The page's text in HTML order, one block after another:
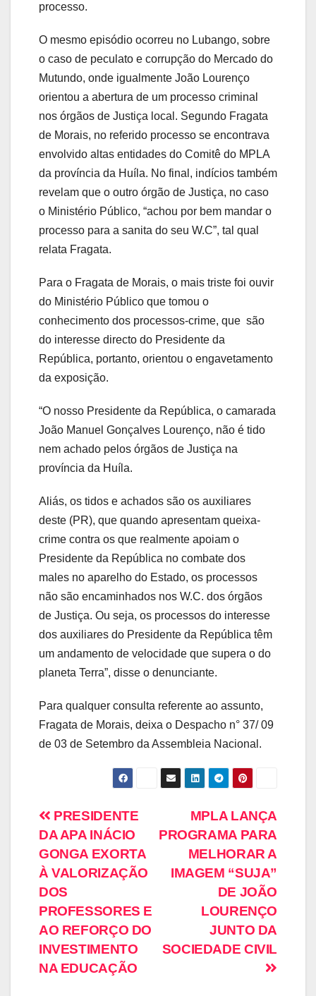
processo.
O mesmo episódio ocorreu no Lubango, sobre
o caso de peculato e corrupção do Mercado do
Mutundo, onde igualmente João Lourenço
orientou a abertura de um processo criminal
nos órgãos de Justiça local. Segundo Fragata
de Morais, no referido processo se encontrava
envolvido altas entidades do Comitê do MPLA
da província da Huíla. No final, indícios também
revelam que o outro órgão de Justiça, no caso
o Ministério Público, “achou por bem mandar o
processo para a sanita do seu W.C”, tal qual
relata Fragata.
Para o Fragata de Morais, o mais triste foi ouvir
do Ministério Público que tomou o
conhecimento dos processos-crime, que são
do interesse directo do Presidente da
República, portanto, orientou o engavetamento
da exposição.
“O nosso Presidente da República, o camarada
João Manuel Gonçalves Lourenço, não é tido
nem achado pelos órgãos de Justiça na
província da Huíla.
Aliás, os tidos e achados são os auxiliares
deste (PR), que quando apresentam queixa-
crime contra os que realmente apoiam o
Presidente da República no combate dos
males no aparelho do Estado, os processos
não são encaminhados nos W.C. dos órgãos
de Justiça. Ou seja, os processos do interesse
dos auxiliares do Presidente da República têm
um andamento de velocidade que supera o do
planeta Terra”, disse o denunciante.
Para qualquer consulta referente ao assunto,
Fragata de Morais, deixa o Despacho n° 37/ 09
de 03 de Setembro da Assembleia Nacional.
MPLA LANÇA
PROGRAMA PARA
MELHORAR A
IMAGEM “SUJA”
DE JOÃO
LOURENÇO
JUNTO DA
SOCIEDADE CIVIL
PRESIDENTE
DA APA INÁCIO
GONGA EXORTA
À VALORIZAÇÃO
DOS
PROFESSORES E
AO REFORÇO DO
INVESTIMENTO
NA EDUCAÇÃO